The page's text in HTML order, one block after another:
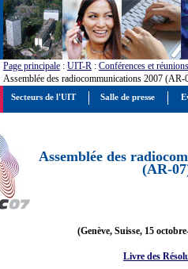
Page principale : UIT-R : Conférences et réunions
Assemblée des radiocommunications 2007 (AR-
Assemblée des
(AR-
(Genève, Suisse, 15
Livre des
Secteurs de l'UIT Salle de presse